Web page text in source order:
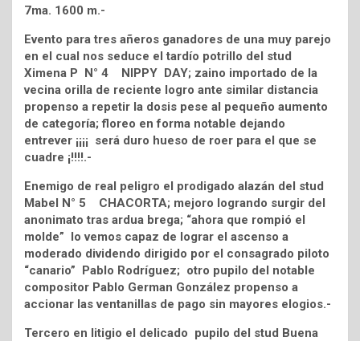
7ma. 1600 m.-
Evento para tres añeros ganadores de una muy parejo
en el cual nos seduce el tardío potrillo del stud
Ximena P N° 4 NIPPY DAY; zaino importado de la
vecina orilla de reciente logro ante similar distancia
propenso a repetir la dosis pese al pequeño aumento
de categoría; floreo en forma notable dejando
entrever ¡¡¡¡ será duro hueso de roer para el que se
cuadre ¡!!!!.-
Enemigo de real peligro el prodigado alazán del stud
Mabel N° 5 CHACORTA; mejoro logrando surgir del
anonimato tras ardua brega; “ahora que rompió el
molde” lo vemos capaz de lograr el ascenso a
moderado dividendo dirigido por el consagrado piloto
“canario” Pablo Rodríguez; otro pupilo del notable
compositor Pablo German González propenso a
accionar las ventanillas de pago sin mayores elogios.-
Tercero en litigio el delicado pupilo del stud Buena